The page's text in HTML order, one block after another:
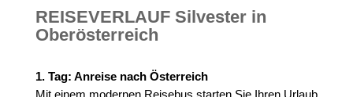
REISEVERLAUF Silvester in
Oberösterreich
1. Tag: Anreise nach Österreich